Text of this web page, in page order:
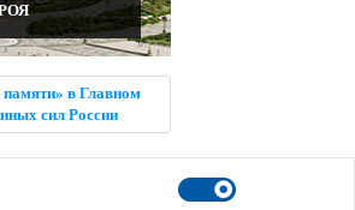
в Главном
сил России